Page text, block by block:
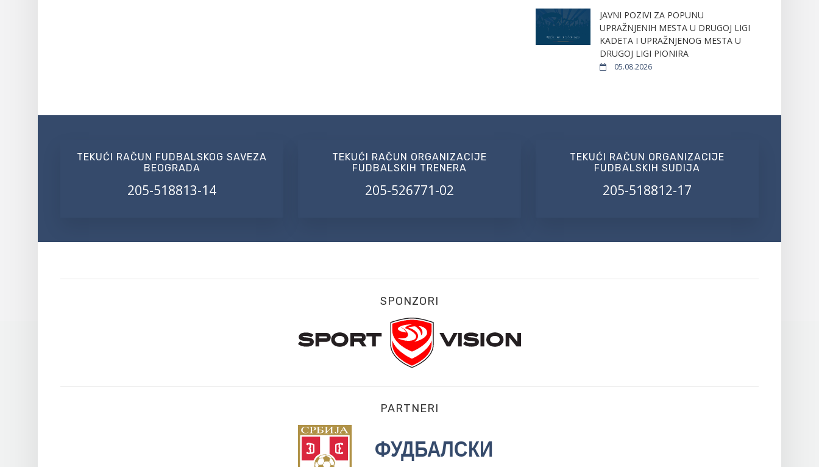
JAVNI POZIVI ZA POPUNU
UPRAŽNJENIH MESTA U DRUGOJ LIGI
KADETA I UPRAŽNJENOG MESTA U
DRUGOJ LIGI PIONIRA
05.08.2026
TEKUĆI RAČUN FUDBALSKOG SAVEZA
BEOGRADA
205-518813-14
TEKUĆI RAČUN ORGANIZACIJE
FUDBALSKIH TRENERA
205-526771-02
TEKUĆI RAČUN ORGANIZACIJE
FUDBALSKIH SUDIJA
205-518812-17
SPONZORI
PARTNERI